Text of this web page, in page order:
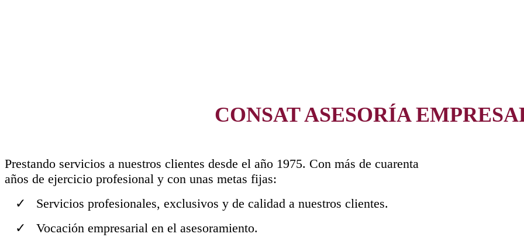
CONSAT ASESORÍA
Prestando servicios a nuestros clientes desde el año 1975. Con más de cuarenta
años de ejercicio profesional y con unas metas fijas:
✓ Servicios profesionales, exclusivos y de calidad a nuestros clientes.
✓ Vocación empresarial en el asesoramiento.